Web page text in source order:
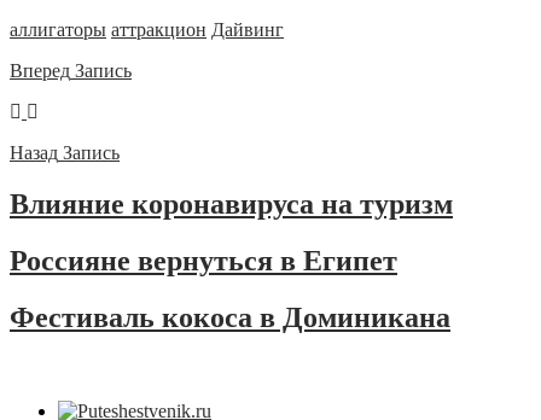
аллигаторы аттракцион Дайвинг
Вперед Запись
Назад Запись
Влияние коронавируса на туризм
Россияне вернуться в Египет
Фестиваль кокоса в Доминикана